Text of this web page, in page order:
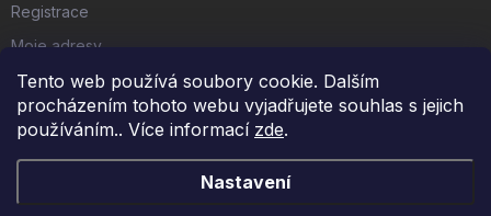
Tento web používá soubory cookie. Dalším
procházením tohoto webu vyjadřujete souhlas s jejich
používáním.. Více informací zde.
Nastavení
Registrace
Moje adresy
FACEBOOK